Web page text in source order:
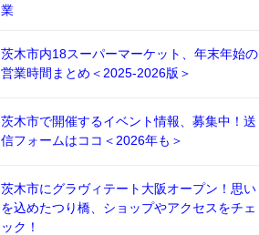
業
茨木市内18スーパーマーケット、年末年始の
営業時間まとめ＜2025-2026版＞
茨木市で開催するイベント情報、募集中！送
信フォームはココ＜2026年も＞
茨木市にグラヴィテート大阪オープン！思い
を込めたつり橋、ショップやアクセスをチェ
ック！